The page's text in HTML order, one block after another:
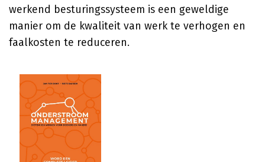
werkend besturingssysteem is een geweldige
manier om de kwaliteit van werk te verhogen en
faalkosten te reduceren.